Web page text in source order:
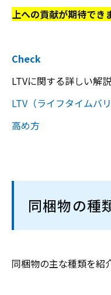
上への貢献が期待でき
Check
LTVに関する詳しい解
LTV（ライフタイムバ
高め方
同梱物の種
同梱物の主な種類を紹